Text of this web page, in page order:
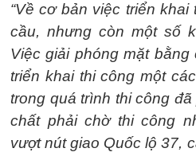
“Về cơ bản việc triển
cầu, nhưng còn một số
Việc giải phóng mặt
triển khai thi công một
trong quá trình thi công
chất phải chờ thi công
vượt nút giao Quốc lộ 37,